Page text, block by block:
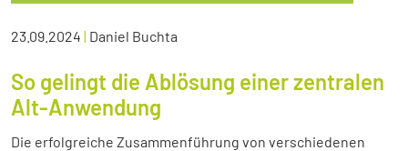
23.09.2024 | Daniel Buchta
So gelingt die Ablösung einer zentralen
Alt-Anwendung
Die erfolgreiche Zusammenführung von verschiedenen